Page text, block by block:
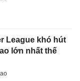
League khó hút
lớn nhất thế